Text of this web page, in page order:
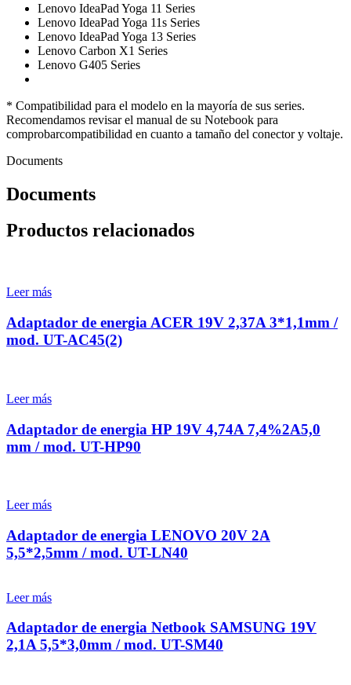
Lenovo IdeaPad Yoga 11 Series
Lenovo IdeaPad Yoga 11s Series
Lenovo IdeaPad Yoga 13 Series
Lenovo Carbon X1 Series
Lenovo G405 Series
* Compatibilidad para el modelo en la mayoría de sus series.
Recomendamos revisar el manual de su Notebook para
comprobarcompatibilidad en cuanto a tamaño del conector y voltaje.
Documents
Documents
Productos relacionados
Leer más
Adaptador de energia ACER 19V 2,37A 3*1,1mm /
mod. UT-AC45(2)
Leer más
Adaptador de energia HP 19V 4,74A 7,4%2A5,0
mm / mod. UT-HP90
Leer más
Adaptador de energia LENOVO 20V 2A
5,5*2,5mm / mod. UT-LN40
Leer más
Adaptador de energia Netbook SAMSUNG 19V
2,1A 5,5*3,0mm / mod. UT-SM40